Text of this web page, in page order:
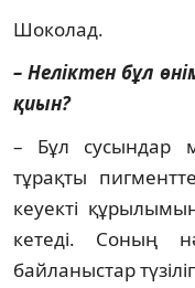
Шоколад.
– Неліктен бұл
қиын?
– Бұл сусындар
тұрақты
кеуекті
кетеді. Соның
байланыстар